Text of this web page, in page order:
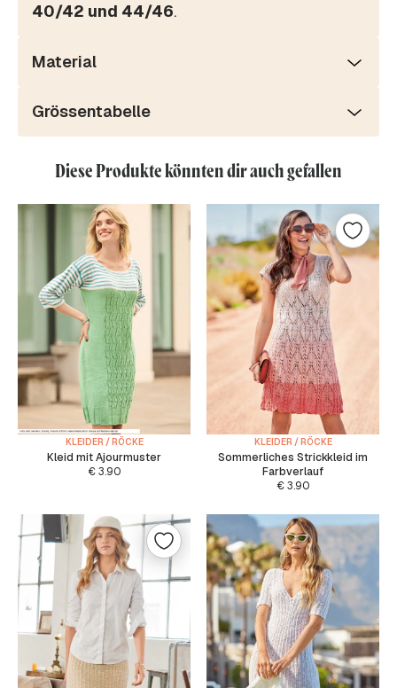
40/42 und 44/46.
Material
Grössentabelle
Diese Produkte könnten dir auch gefallen
KLEIDER / RÖCKE
Kleid mit Ajourmuster
€3.90
KLEIDER / RÖCKE
Sommerliches Strickkleid im
Farbverlauf
€3.90